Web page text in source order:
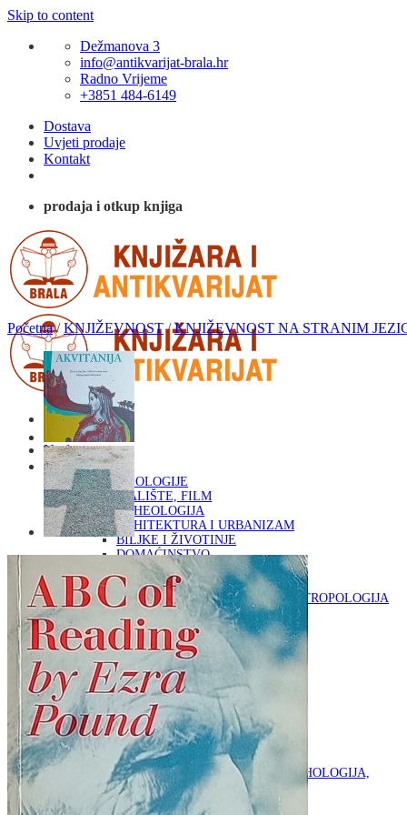
Skip to content
Dežmanova 3
info@antikvarijat-brala.hr
Radno Vrijeme
+3851 484-6149
Dostava
Uvjeti prodaje
Kontakt
prodaja i otkup knjiga
Naslovna
KNJIGE
OD ARHEOLOGIJE
DO KAZALIŠTE, FILM
ARHEOLOGIJA
ARHITEKTURA I URBANIZAM
BILJKE I ŽIVOTINJE
DOMAĆINSTVO
ENCIKLOPEDIJE I LEKSIKONI
ETNOLOGIJA
FILOZOFIJA, SOCIOLOGIJA, ANTROPOLOGIJA
FOTOGRAFIJA
GLAZBENA UMJETNOST
KAZALIŠTE, FILM
OD KNJIŽEVNOST
DO RELIGIJA
KNJIŽEVNOST
LIKOVNA UMJETNOST
LJEKOVITO BILJE I ZDRAVLJE
MITOLOGIJA
POVIJEST I PUBLICISTIKA
PRIRODNE ZNANOSTI
PSIHOLOGIJA, POPULARNA PSIHOLOGIJA,
ALTERNATIVA
RAZNO
Početna / KNJIŽEVNOST / KNJIŽEVNOST NA STRANIM